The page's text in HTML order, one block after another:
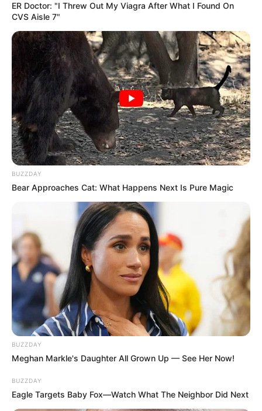
ER Doctor: "I Threw Out My Viagra After What I Found On
CVS Aisle 7"
BUZZDAY
Bear Approaches Cat: What Happens Next Is Pure Magic
BUZZDAY
Meghan Markle's Daughter All Grown Up — See Her Now!
BUZZDAY
Eagle Targets Baby Fox—Watch What The Neighbor Did Next